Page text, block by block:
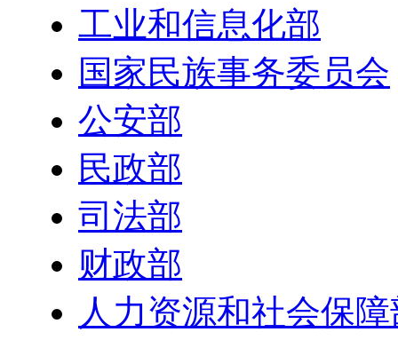
工业和信息化部
国家民族事务委员会
公安部
民政部
司法部
财政部
人力资源和社会保